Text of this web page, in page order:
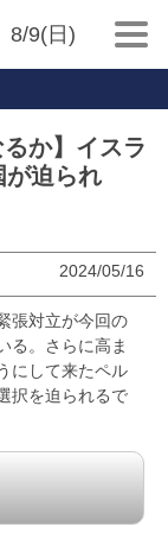
8/9(日)
か】イスラ
が迫られ
2024/05/16
張対立が今回の
る。さらに高ま
にして来たペル
択を迫られるで